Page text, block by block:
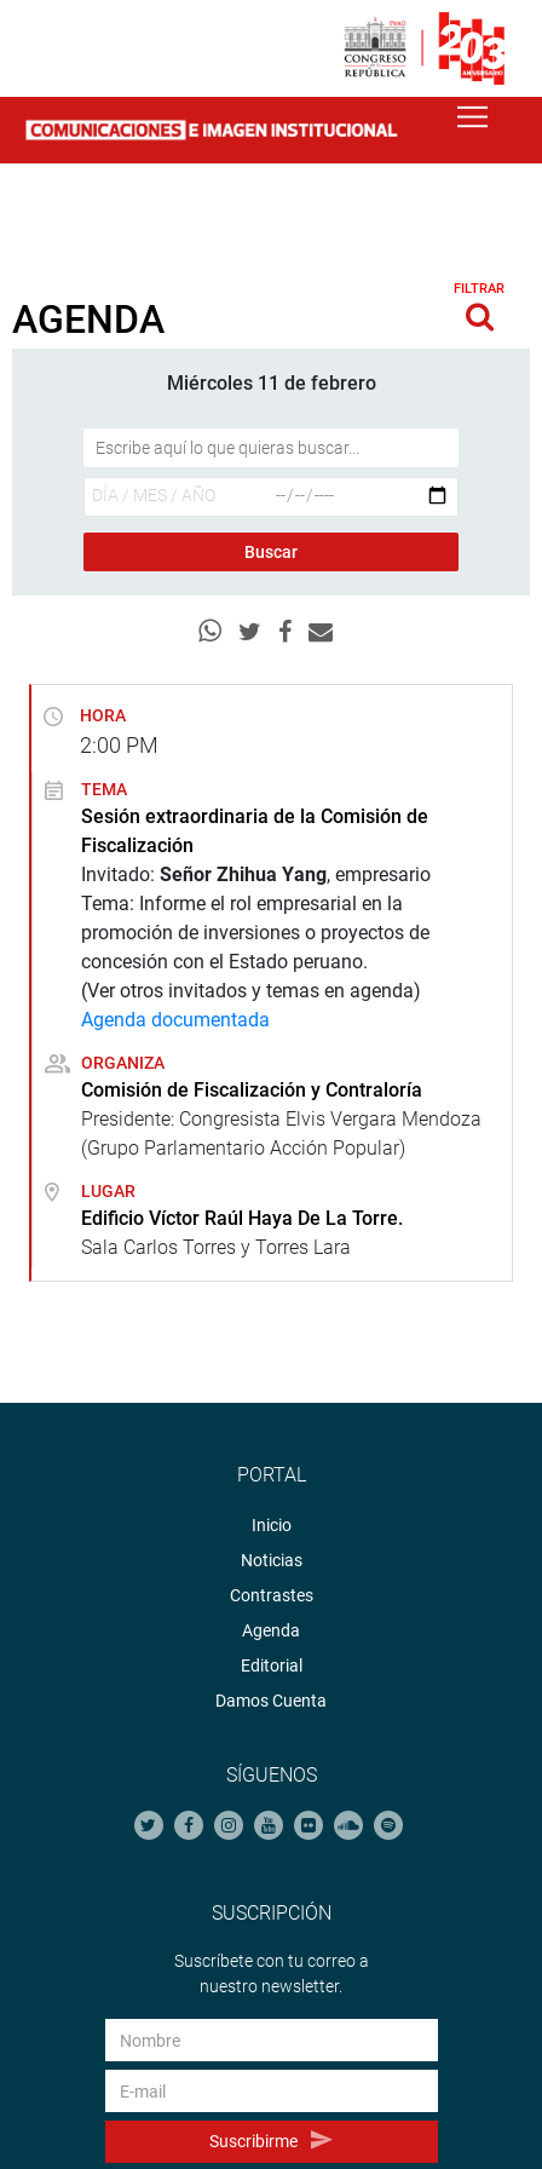
AGENDA
FILTRAR
Miércoles 11 de febrero
HORA
2:00 PM
TEMA
Sesión extraordinaria de la Comisión de
Fiscalización
Invitado: Señor Zhihua Yang, empresario
Tema: Informe el rol empresarial en la
promoción de inversiones o proyectos de
concesión con el Estado peruano.
(Ver otros invitados y temas en agenda)
Agenda documentada
ORGANIZA
Comisión de Fiscalización y Contraloría
Presidente: Congresista Elvis Vergara Mendoza
(Grupo Parlamentario Acción Popular)
LUGAR
Edificio Víctor Raúl Haya De La Torre.
Sala Carlos Torres y Torres Lara
PORTAL
Inicio
Noticias
Contrastes
Agenda
Editorial
Damos Cuenta
SÍGUENOS
SUSCRIPCIÓN
Suscríbete con tu correo a
nuestro newsletter.
Suscribirme